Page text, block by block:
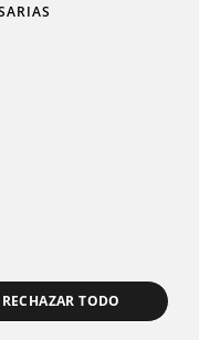
Ribera
RECHAZAR TODO